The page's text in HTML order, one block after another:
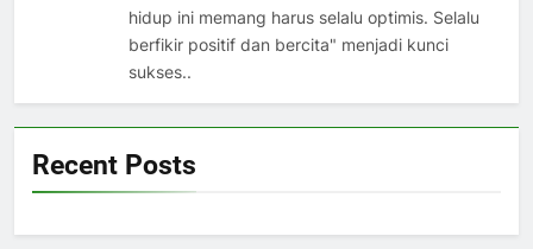
hidup ini memang harus selalu optimis. Selalu
berfikir positif dan bercita" menjadi kunci
sukses..
Recent Posts